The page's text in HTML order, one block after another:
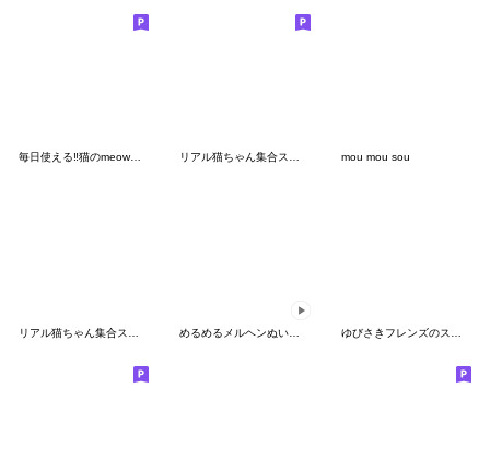
毎日使える‼︎猫のmeowちゃん♡ mou mou sou
リアル猫ちゃん集合スタンプ第②弾 めるめるメルヘンぬいぐるみスタンプ 5 ゆびさきフレンズのスタンプ１４